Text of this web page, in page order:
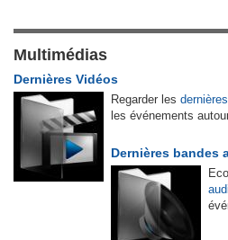
Multimédias
Dernières Vidéos
Regarder les
les événements
Dernières bandes